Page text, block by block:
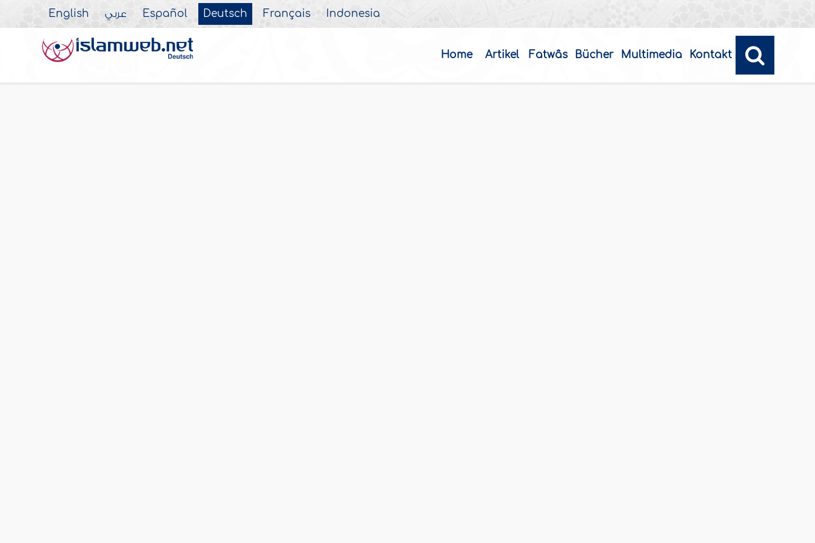
English عربي Español Deutsch Français Indonesia
Home Artikel Fatwâs Bücher Multimedia Kontakt